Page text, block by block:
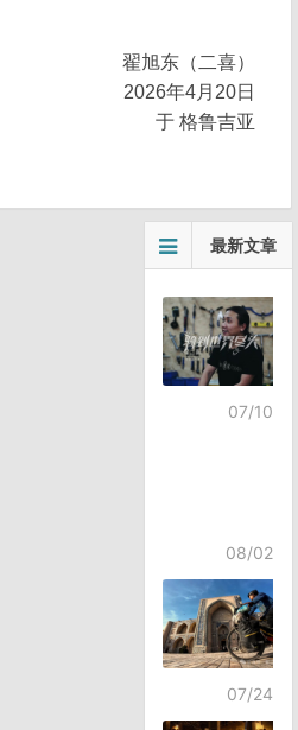
翟旭东（二喜）
2026年4月20日
于 格鲁吉亚
最新文章
07/10
08/02
07/24